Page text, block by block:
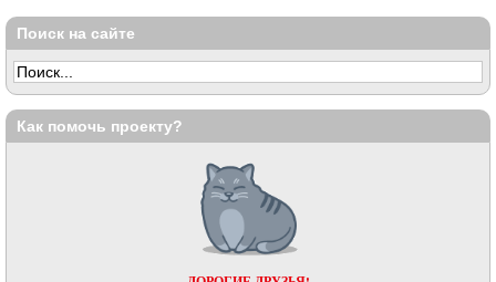
Поиск на сайте
Как помочь проекту?